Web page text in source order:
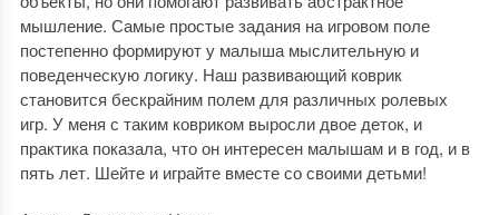
мышление. Самые простые задания на игровом поле
постепенно формируют у малыша мыслительную и
поведенческую логику. Наш развивающий коврик
становится бескрайним полем для различных ролевых
игр. У меня с таким ковриком выросли двое деток, и
практика показала, что он интересен малышам и в год, и в
пять лет. Шейте и играйте вместе со своими детьми!